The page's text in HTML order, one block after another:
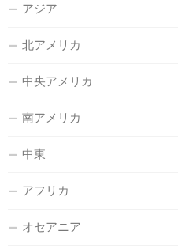
アジア
北アメリカ
中央アメリカ
南アメリカ
中東
アフリカ
オセアニア